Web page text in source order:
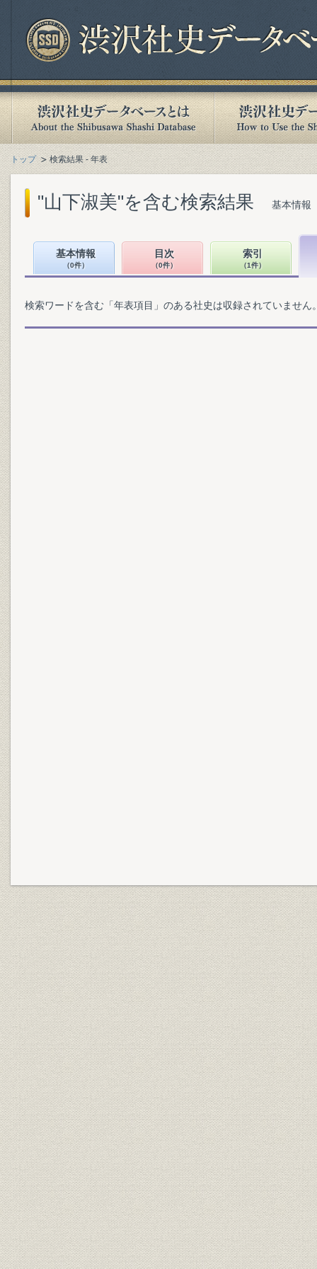
トップ 検索結果 - 年表
"山下淑美"を含む検索結果 基本情報
基本情報
（0件）
目次
（0件）
索引
（1件）
検索ワードを含む「年表項目」のある社史は収録されていません